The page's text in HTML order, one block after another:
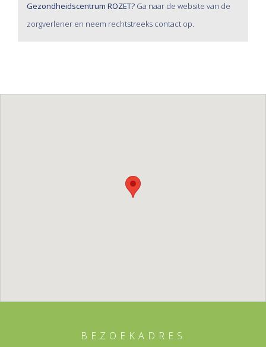
Gezondheidscentrum ROZET? Ga naar de website van de
zorgverlener en neem rechtstreeks contact op.
BEZOEKADRES